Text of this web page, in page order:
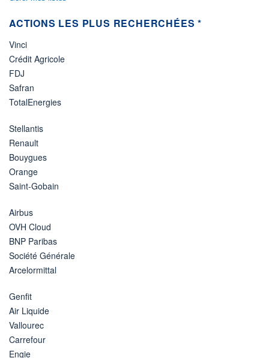
ACTIONS LES PLUS RECHERCHÉES *
Vinci
Crédit Agricole
FDJ
Safran
TotalEnergies
Stellantis
Renault
Bouygues
Orange
Saint-Gobain
Airbus
OVH Cloud
BNP Paribas
Société Générale
Arcelormittal
Genfit
Air Liquide
Vallourec
Carrefour
Engie